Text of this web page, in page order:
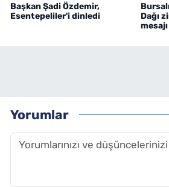
Başkan Şadi Özdemir,
Esentepeliler'i dinledi
Dağı
mesajı
Yorumlar